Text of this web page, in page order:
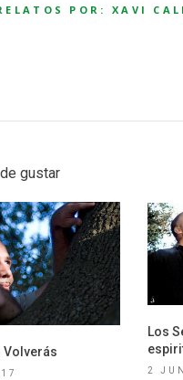
POR: XAVI
gustar
Volverás
Los
2